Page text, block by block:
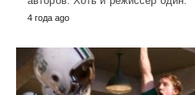
4 года ago